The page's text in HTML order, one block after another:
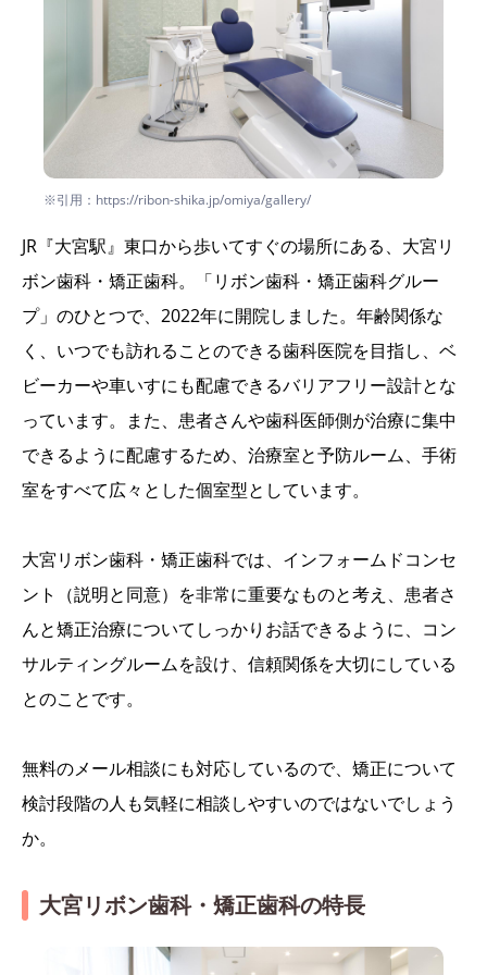
※引用：https://ribon-shika.jp/omiya/gallery/
JR『大宮駅』東口から歩いてすぐの場所にある、大宮リ
ボン歯科・矯正歯科。「リボン歯科・矯正歯科グルー
プ」のひとつで、2022年に開院しました。年齢関係な
く、いつでも訪れることのできる歯科医院を目指し、ベ
ビーカーや車いすにも配慮できるバリアフリー設計とな
っています。また、患者さんや歯科医師側が治療に集中
できるように配慮するため、治療室と予防ルーム、手術
室をすべて広々とした個室型としています。
大宮リボン歯科・矯正歯科では、インフォームドコンセ
ント（説明と同意）を非常に重要なものと考え、患者さ
んと矯正治療についてしっかりお話できるように、コン
サルティングルームを設け、信頼関係を大切にしている
とのことです。
無料のメール相談にも対応しているので、矯正について
検討段階の人も気軽に相談しやすいのではないでしょう
か。
大宮リボン歯科・矯正歯科の特長